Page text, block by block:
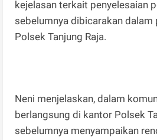
kejelasan terkait penyelesaian
sebelumnya dibicarakan
Polsek Tanjung Raja.
Neni menjelaskan, dalam
berlangsung di kantor Polsek
sebelumnya menyampaikan